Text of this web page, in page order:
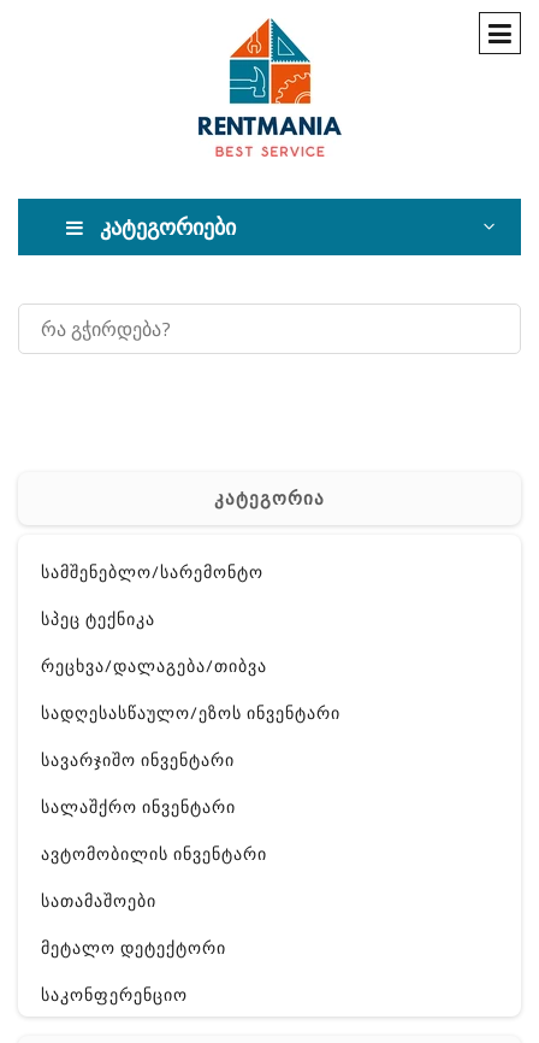
კატეგორიები
კატეგორია
სამშენებლო/სარემონტო
სპეც ტექნიკა
რეცხვა/დალაგება/თიბვა
სადღესასწაულო/ეზოს ინვენტარი
სავარჯიშო ინვენტარი
სალაშქრო ინვენტარი
ავტომობილის ინვენტარი
სათამაშოები
მეტალო დეტექტორი
საკონფერენციო